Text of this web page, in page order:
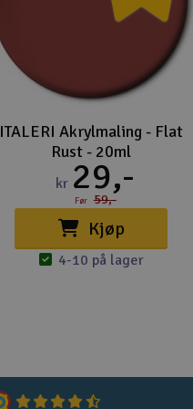
ITALERI Akrylmaling - Flat
Rust - 20ml
kr 29,-
Før 59,-
Kjøp
4-10 på lager